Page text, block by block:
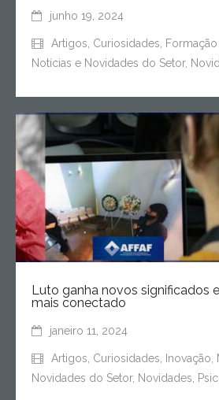
junho 19, 2024
Artigos Curiosidades Formação
Notícias e Novidades do Setor,
Luto ganha novos significados
mais conectado
janeiro 11, 2024
Artigos Curiosidades Inovação
Novidades do Setor, Novidades